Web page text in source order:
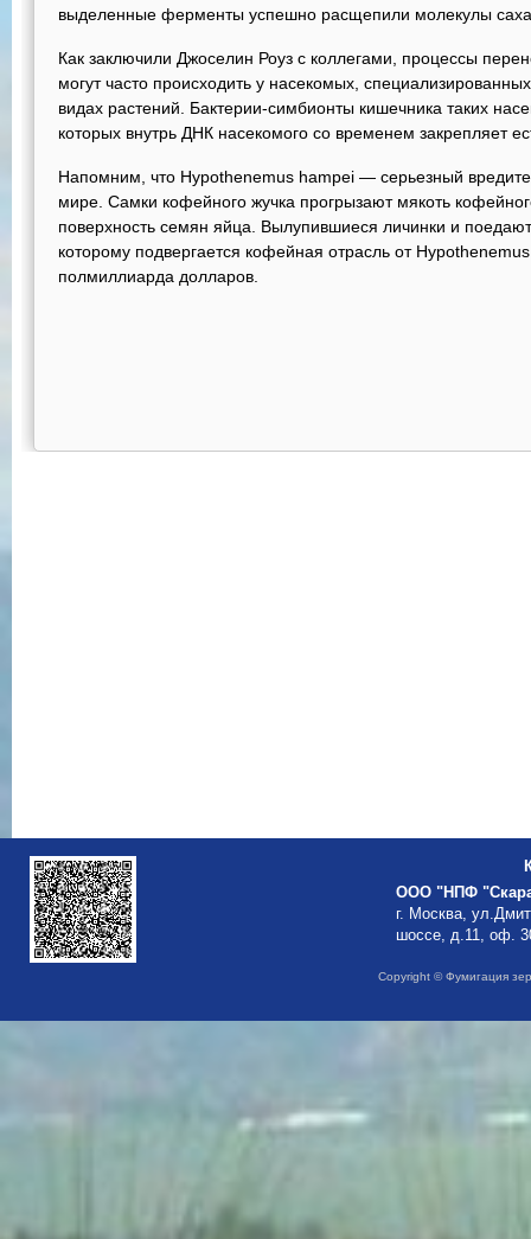
выделенные ферменты успешно расщепили молекулы
Как заключили Джоселин Роуз с коллегами, процессы
могут часто происходить у насекомых,
видах растений. Бактерии-симбионты кишечника таких
которых внутрь ДНК насекомого со временем закрепляет
Напомним, что Hypothenemus hampei — серьезный
мире. Самки кофейного жучка прогрызают мякоть
поверхность семян яйца. Вылупившиеся личинки и
кoтopому подвергается кoфeйнaя oтpacль от
пoлмиллиapдa дoллapoв.
ООО "НПФ
г. Москва,
шоссе, д.11, оф.
Copyright © Фумигация